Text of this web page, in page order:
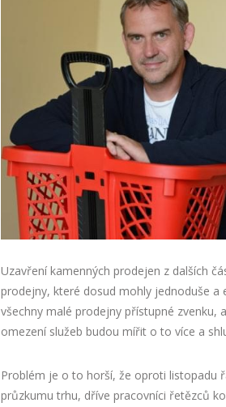
Uzavření kamenných prodejen z dalších
prodejny, které dosud mohly jednoduše a
všechny malé prodejny přístupné zvenku,
omezení služeb budou mířit o to více a
Problém je o to horší, že oproti listopadu
průzkumu trhu, dříve pracovníci řetězců